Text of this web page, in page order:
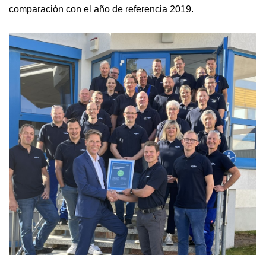
comparación con el año de referencia 2019.